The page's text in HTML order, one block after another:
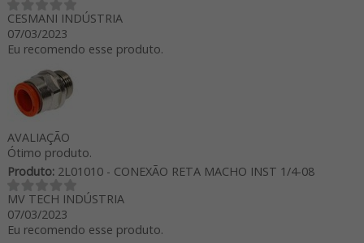
CESMANI INDÚSTRIA
07/03/2023
Eu recomendo esse produto.
AVALIAÇÃO
Ótimo produto.
Produto:2L01010 - CONEXÃO RETA MACHO INST 1/4-08
MV TECH INDÚSTRIA
07/03/2023
Eu recomendo esse produto.